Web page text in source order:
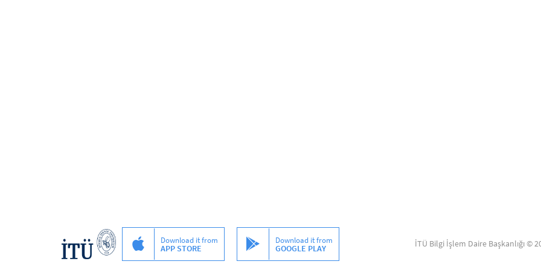
Download it from
APP STORE
Download it from
GOOGLE PLAY İTÜ Bilgi İşlem Daire Başkanlığı ©